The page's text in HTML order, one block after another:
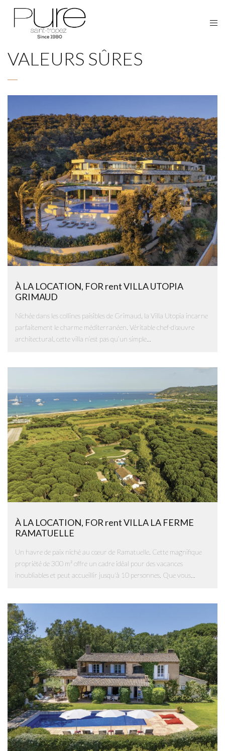
VALEURS SÛRES
À LA LOCATION, FOR rent VILLA UTOPIA
GRIMAUD
Nichée dans les collines paisibles de Grimaud, la Villa Utopia incarne
parfaitement le charme méditerranéen. Véritable chef-d'œuvre
architectural, cette villa n’est pas qu’un simple...
À LA LOCATION, FOR rent VILLA LA FERME
RAMATUELLE
Un havre de paix niché au cœur de Ramatuelle. Cette magnifique
propriété de 300 m² offre un cadre idéal pour des vacances
inoubliables et peut accueillir jusqu'à 10 personnes. Que vous...